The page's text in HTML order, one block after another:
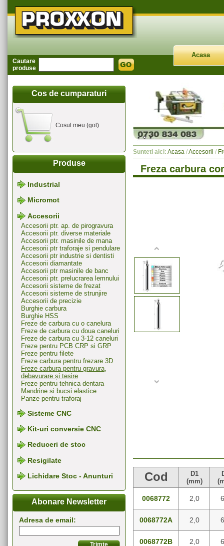
Cautare
produse
Acasa
Cos de cumparaturi
Cosul meu (gol)
Produse
Industrial
Micromot
Accesorii
Accesorii ptr. ap. de pirogravura
Accesorii ptr. diverse materiale
Accesorii ptr. masinile de mana
Accesorii ptr traforaje si pendulare
Accesorii ptr industrie si dentisti
Accesorii diamantate
Accesorii ptr masinile de banc
Accesorii ptr. prelucrarea lemnului
Accesorii sisteme de frezat
Accesorii sisteme de strunjire
Accesorii de precizie
Burghie carbura
Burghie HSS
Freze de carbura cu o canelura
Freze de carbura cu doua caneluri
Freze de carbura cu 3-12 caneluri
Freze pentru PCB CRP si GRP
Freze pentru filete
Freze carbura pentru frezare 3D
Freze carbura pentru gravura,
debavurare și tesire
Freze pentru tehnica dentara
Mandrine si bucsi elastice
Panze pentru traforaj
Sisteme CNC
Kit-uri conversie CNC
Reduceri de stoc
Resigilate
Lichidare Stoc - Anunturi
Abonare Newsletter
Adresa de email:
Sunteti aici: Acasa /Accesorii /
Freza carbura
Cod
D1
(mm)
0068772 2,0
0068772A 2,0
0068772B 2,0